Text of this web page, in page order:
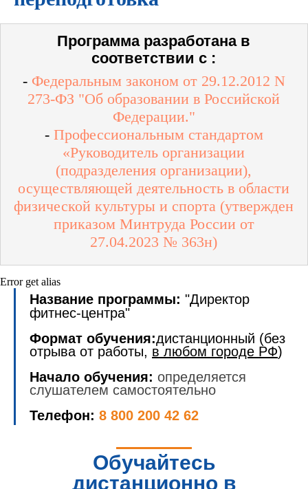
Программа разработана в
соответствии с :
- Федеральным законом от 29.12.2012 N
273-ФЗ "Об образовании в Российской
Федерации."
- Профессиональным стандартом
«Руководитель организации
(подразделения организации),
осуществляющей деятельность в области
физической культуры и спорта (утвержден
приказом Минтруда России от
27.04.2023 № 363н)
Error get alias
Название программы: "Директор
фитнес-центра"
Формат обучения:дистанционный (без
отрыва от работы, в любом городе РФ)
Начало обучения: определяется
слушателем самостоятельно
Телефон: 8 800 200 42 62
Обучайтесь
дистанционно в